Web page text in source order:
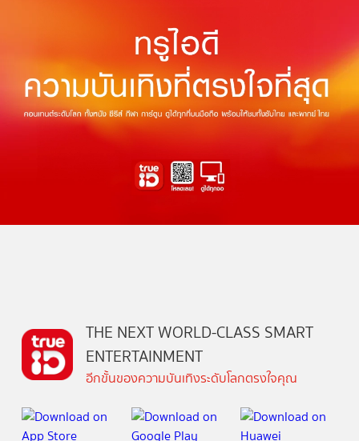
THE NEXT WORLD-CLASS SMART
ENTERTAINMENT
อีกขั้นของความบันเทิงระดับโลกตรงใจคุณ